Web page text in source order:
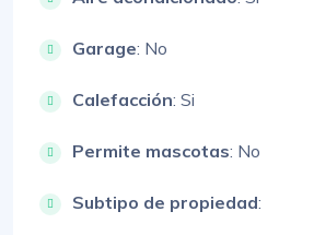
Garage: No
Calefacción: Si
Permite mascotas: No
Subtipo de propiedad: